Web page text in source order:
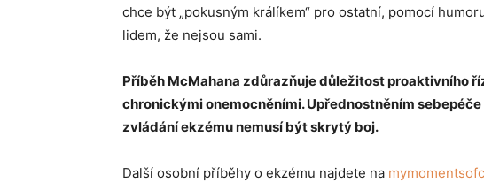
chce být „pokusným králíkem“ pro ostatní, pomocí
lidem, že nejsou sami.
Příběh McMahana zdůrazňuje důležitost proaktivního
chronickými onemocněními. Upřednostněním
zvládání ekzému nemusí být skrytý boj.
Další osobní příběhy o ekzému najdete na